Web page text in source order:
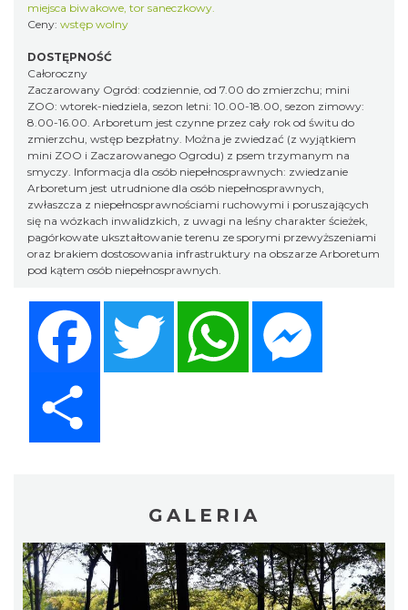
miejsca biwakowe, tor saneczkowy.
Ceny: wstęp wolny
DOSTĘPNOŚĆ
Całoroczny
Zaczarowany Ogród: codziennie, od 7.00 do zmierzchu; mini
ZOO: wtorek-niedziela, sezon letni: 10.00-18.00, sezon zimowy:
8.00-16.00. Arboretum jest czynne przez cały rok od świtu do
zmierzchu, wstęp bezpłatny. Można je zwiedzać (z wyjątkiem
mini ZOO i Zaczarowanego Ogrodu) z psem trzymanym na
smyczy. Informacja dla osób niepełnosprawnych: zwiedzanie
Arboretum jest utrudnione dla osób niepełnosprawnych,
zwłaszcza z niepełnosprawnościami ruchowymi i poruszających
się na wózkach inwalidzkich, z uwagi na leśny charakter ścieżek,
pagórkowate ukształtowanie terenu ze sporymi przewyższeniami
oraz brakiem dostosowania infrastruktury na obszarze Arboretum
pod kątem osób niepełnosprawnych.
Twitter WhatsApp
GALERIA